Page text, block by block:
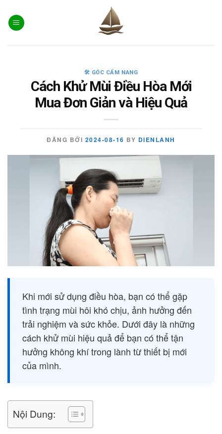
content
🛠️ GÓC CẨM NANG
Cách Khử Mùi Điều Hòa Mới
Mua Đơn Giản và Hiệu Quả
ĐĂNG BỞI 2024-08-16 BY DIENLANH
Khi mới sử dụng điều hòa, bạn có thể gặp
tình trạng mùi hôi khó chịu, ảnh hưởng đến
trải nghiệm và sức khỏe. Dưới đây là những
cách khử mùi hiệu quả để bạn có thể tận
hưởng không khí trong lành từ thiết bị mới
của mình.
Nội Dung: